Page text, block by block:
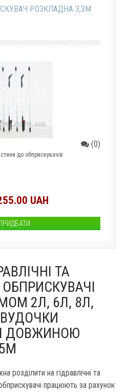
РОЗКЛАДНА 3,3М
(0)
до обприскувачів
UAH
ПРИДБАТИ
ТА
2Л, 6Л, 8Л,
ВУДОЧКИ
ДОВЖИНОЮ
розділити на гідравлічні та
працюють за рахунок